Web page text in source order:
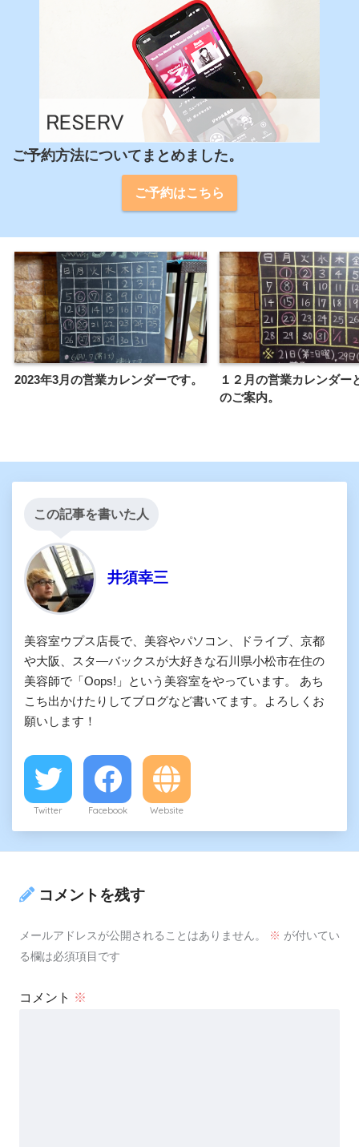
ご予約方法についてまとめました。
ご予約はこちら
2023年3月の営業カレンダーです。
１２月の営業カレンダー
のご案内。
この記事を書いた人
井須幸三
美容室ウプス店長で、美容やパソコン、ドライブ、京都
や大阪、スタ―バックスが大好きな石川県小松市在住の
美容師で「Oops!」という美容室をやっています。 あち
こち出かけたりしてブログなど書いてます。よろしくお
願いします！
Twitter Facebook Website
コメントを残す
メールアドレスが公開されることはありません。 ※ が付いてい
る欄は必須項目です
コメント ※